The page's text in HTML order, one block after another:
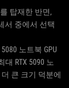
를 탑재한 반면,
서 중에서 선택
노트북 GPU
대 RTX 5090 노
더 큰 크기 덕분에